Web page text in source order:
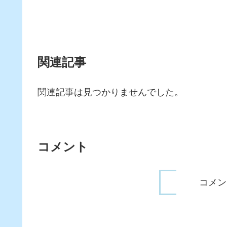
関連記事
関連記事は見つかりませんでした。
コメント
コメ